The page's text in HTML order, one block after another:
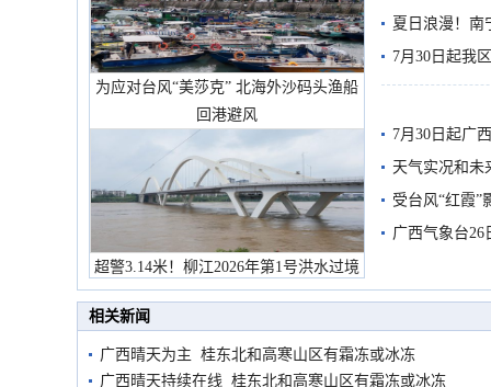
为应对台风“美莎克” 北海外沙码头渔船
回港避风
超警3.14米！柳江2026年第1号洪水过境
市民在堤岸见证汛况
雨
夏日浪漫！南
7月30日起我
7月30日起广
天气实况和未
受台风“红霞”
有较强降雨
广西气象台26
相关新闻
广西晴天为主 桂东北和高寒山区有霜冻或冰冻
广西晴天持续在线 桂东北和高寒山区有霜冻或冰冻